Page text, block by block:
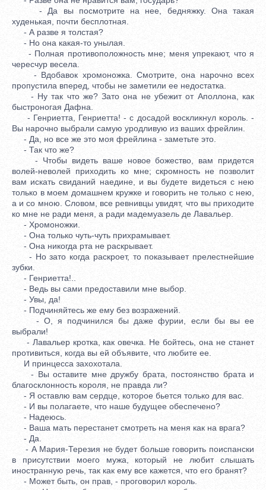
- Да вы посмотрите на нее, бедняжку. Она такая
худенькая, почти бесплотная.
- А разве я толстая?
- Но она какая-то унылая.
- Полная противоположность мне; меня упрекают, что я
чересчур весела.
- Вдобавок хромоножка. Смотрите, она нарочно всех
пропустила вперед, чтобы не заметили ее недостатка.
- Ну так что же? Зато она не убежит от Аполлона, как
быстроногая Дафна.
- Генриетта, Генриетта! - с досадой воскликнул король. -
Вы нарочно выбрали самую уродливую из ваших фрейлин.
- Да, но все же это моя фрейлина - заметьте это.
- Так что же?
- Чтобы видеть ваше новое божество, вам придется
волей-неволей приходить ко мне; скромность не позволит
вам искать свиданий наедине, и вы будете видеться с нею
только в моем домашнем кружке и говорить не только с нею,
а и со мною. Словом, все ревнивцы увидят, что вы приходите
ко мне не ради меня, а ради мадемуазель де Лавальер.
- Хромоножки.
- Она только чуть-чуть прихрамывает.
- Она никогда рта не раскрывает.
- Но зато когда раскроет, то показывает прелестнейшие
зубки.
- Генриетта!..
- Ведь вы сами предоставили мне выбор.
- Увы, да!
- Подчиняйтесь же ему без возражений.
- О, я подчинился бы даже фурии, если бы вы ее
выбрали!
- Лавальер кротка, как овечка. Не бойтесь, она не станет
противиться, когда вы ей объявите, что любите ее.
И принцесса захохотала.
- Вы оставите мне дружбу брата, постоянство брата и
благосклонность короля, не правда ли?
- Я оставлю вам сердце, которое бьется только для вас.
- И вы полагаете, что наше будущее обеспечено?
- Надеюсь.
- Ваша мать перестанет смотреть на меня как на врага?
- Да.
- А Мария-Терезия не будет больше говорить поиспански
в присутствии моего мужа, который не любит слышать
иностранную речь, так как ему все кажется, что его бранят?
- Может быть, он прав, - проговорил король.